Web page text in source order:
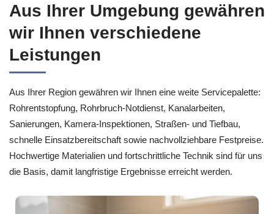
Aus Ihrer Umgebung gewähren
wir Ihnen verschiedene
Leistungen
Aus Ihrer Region gewähren wir Ihnen eine weite Servicepalette:
Rohrentstopfung, Rohrbruch-Notdienst, Kanalarbeiten,
Sanierungen, Kamera-Inspektionen, Straßen- und Tiefbau,
schnelle Einsatzbereitschaft sowie nachvollziehbare Festpreise.
Hochwertige Materialien und fortschrittliche Technik sind für uns
die Basis, damit langfristige Ergebnisse erreicht werden.